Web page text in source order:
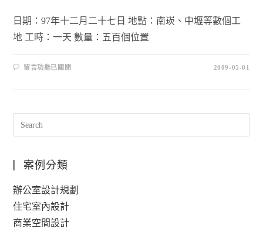
日期：97年十二月二十七日 地點：南崁、中壢等數個工
地 工時：一天 數量：五百個位置
留言功能已關閉 2009-05-01
案例分類
辦公室設計規劃
住宅室內設計
商業空間設計